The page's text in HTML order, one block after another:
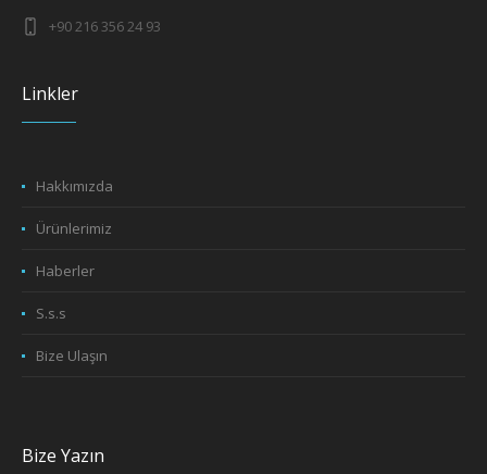
+90 216 356 24 93
Linkler
Hakkımızda
Ürünlerimiz
Haberler
S.s.s
Bize Ulaşın
Bize Yazın